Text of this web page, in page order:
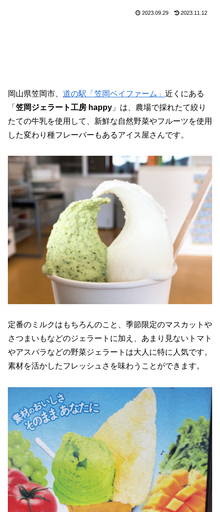
2023.09.29 2023.11.12
岡山県笠岡市、 道の駅「笠岡ベイファーム」 近くにある
「 笠岡ジェラート工房 happy 」は、農場で採れたて絞り
たての牛乳を使用して、新鮮な自然野菜やフルーツを使用
した変わり種フレーバーもあるアイス屋さんです。
定番のミルクはもちろんのこと、季節限定のマスカットや
さつまいもなどのジェラートに加え、あまり見ないトマト
やアスパラなどの野菜ジェラートは大人に特に人気です。
素材を活かしたフレッシュさを味わうことができます。